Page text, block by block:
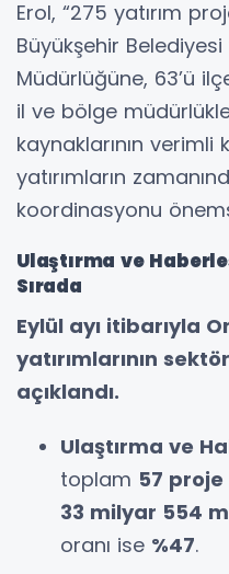
Erol, “275 yatırım
Büyükşehir Belediyesi
Müdürlüğüne, 63’ü
il ve bölge
kaynaklarının verimli
yatırımların
koordinasyonu
Ulaştırma ve
Sırada
Eylül ayı itibarıyla
yatırımlarının
açıklandı.
Ulaştırma ve
toplam 57 proje
33 milyar 554
oranı ise %47.